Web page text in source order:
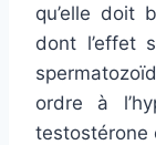
qu’elle doit
dont l’effet
ordre à
testostérone